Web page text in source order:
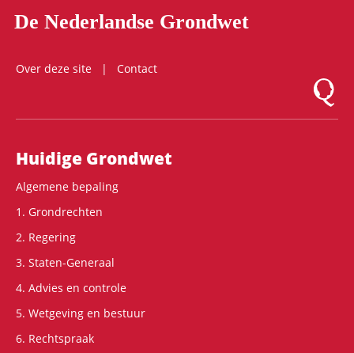
De Nederlandse Grondwet
Over deze site
Contact
Logo
Hoofdnavigatie
Huidige Grondwet
Algemene bepaling
1. Grondrechten
2. Regering
3. Staten-Generaal
4. Advies en controle
5. Wetgeving en bestuur
6. Rechtspraak